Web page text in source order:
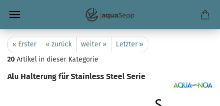
« Erster « zurück weiter »
Letzter »
20 Artikel in dieser Kategorie
Alu Halterung für Stainless Steel Serie